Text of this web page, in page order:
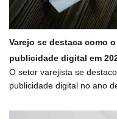
Varejo se destaca como
publicidade digital em
O setor varejista se
publicidade digital no ano